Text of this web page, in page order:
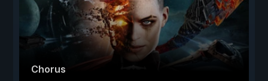
Chorus